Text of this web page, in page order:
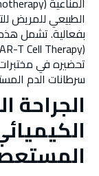
الطبيعي للمريض
تحضيره في
سرطانات الدم
الجراحة